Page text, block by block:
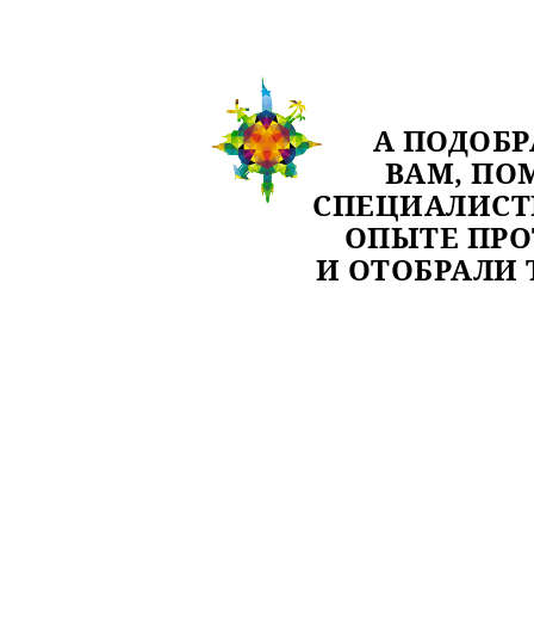
А
ВАМ,
ОПЫТЕ
И ОТОБРАЛИ